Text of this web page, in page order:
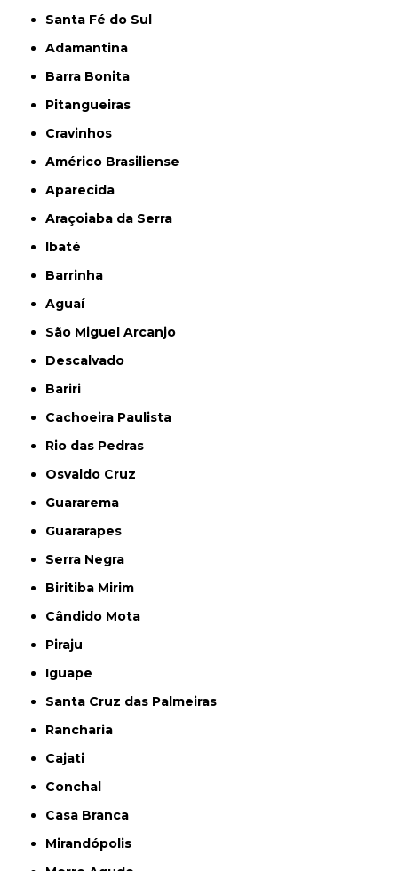
Santa Fé do Sul
Adamantina
Barra Bonita
Pitangueiras
Cravinhos
Américo Brasiliense
Aparecida
Araçoiaba da Serra
Ibaté
Barrinha
Aguaí
São Miguel Arcanjo
Descalvado
Bariri
Cachoeira Paulista
Rio das Pedras
Osvaldo Cruz
Guararema
Guararapes
Serra Negra
Biritiba Mirim
Cândido Mota
Piraju
Iguape
Santa Cruz das Palmeiras
Rancharia
Cajati
Conchal
Casa Branca
Mirandópolis